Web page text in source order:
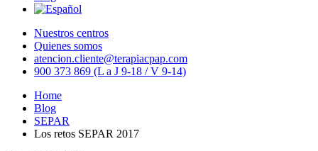
Nuestros centros
Quienes somos
atencion.cliente@terapiacpap.com
900 373 869 (L a J 9-18 / V 9-14)
Home
Blog
SEPAR
Los retos SEPAR 2017